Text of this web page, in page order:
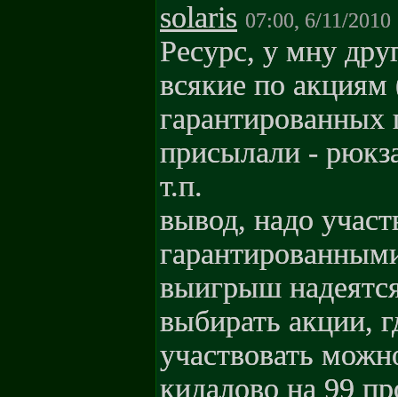
solaris 07:00, 6/11/2010
Pecypc, у мну
всякие по
гарантированных
присылали -
т.п.
вывод, надо
выигрыш
выбирать акции,
участвовать
кидалово на 99